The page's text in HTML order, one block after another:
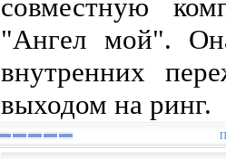
совместную
"Ангел мой".
внутренних
выходом на ринг.